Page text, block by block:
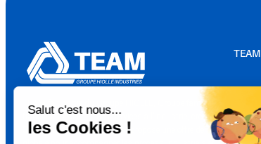
TEAM fait partie du Groupe HIOLLE, Groupe familial
français spécialiste des services à l’industrie, créé il y a
50 ans. Depuis 1976, TEAM propose une offre de service
TEAM